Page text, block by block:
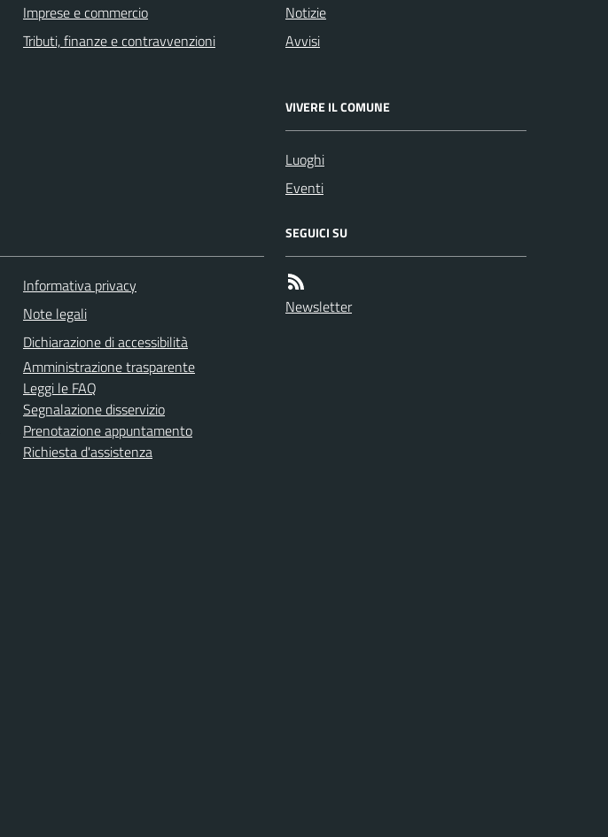
Imprese e commercio
Tributi, finanze e contravvenzioni
Notizie
Avvisi
VIVERE IL COMUNE
Luoghi
Eventi
Informativa privacy
Note legali
Dichiarazione di accessibilità
Amministrazione trasparente
Leggi le FAQ
Segnalazione disservizio
Prenotazione appuntamento
Richiesta d'assistenza
SEGUICI SU
Newsletter